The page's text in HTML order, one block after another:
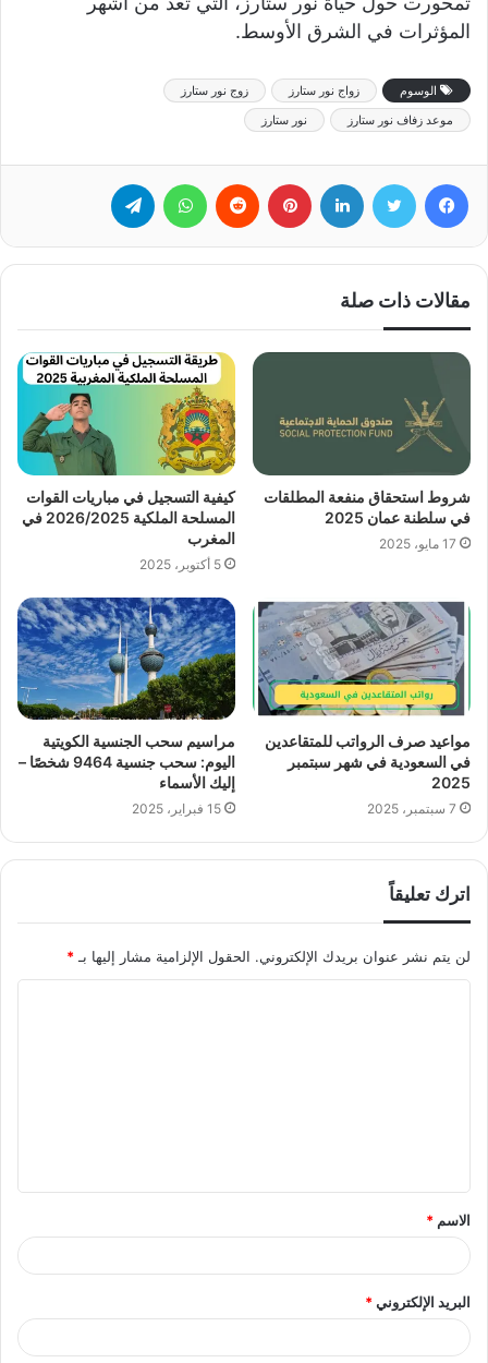
المؤثرات في الشرق الأوسط.
الوسوم زواج نور ستارز
زوج نور ستارز
موعد زفاف نور ستارز
نور ستارز
مقالات ذات صلة
شروط استحقاق منفعة المطلقات
في سلطنة عمان 2025
17 مايو، 2025
كيفية التسجيل في مباريات القوات
المسلحة الملكية 2026/2025 في
المغرب
5 أكتوبر، 2025
مواعيد صرف الرواتب للمتقاعدين
في السعودية في شهر سبتمبر
2025
7 سبتمبر، 2025
مراسيم سحب الجنسية الكويتية
اليوم: سحب جنسية 9464 شخصًا –
إليك الأسماء
15 فبراير، 2025
اترك تعليقاً
لن يتم نشر عنوان بريدك الإلكتروني. الحقول الإلزامية مشار إليها بـ*
ق
*
الاسم *
البريد الإلكتروني*